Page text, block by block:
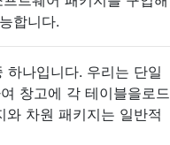
합니다.
하나입니다. 우리는 단일
창고에 각 테이블을로드
와 차원 패키지는 일반적